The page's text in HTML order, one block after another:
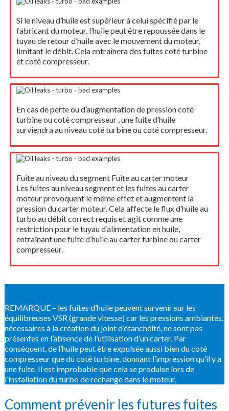
Si le niveau d’huile est supérieur à celui spécifié par le
fabricant du moteur, l’huile peut être repoussée dans le
tuyau de retour d’huile avec le mouvement du moteur,
limitant le débit. Cela entraînera des fuites coté turbine
et coté compresseur.
En cas de perte ou d’augmentation de pression coté
turbine ou coté compresseur , une fuite d’huile
surviendra au niveau coté turbine ou coté compresseur.
Fuite au niveau du segment Fuite au carter moteur
Les fuites au niveau segment et les fuites au carter
moteur provoquent le même effet et augmentent la
pression du carter moteur. Cela affecte le flux d’huile au
turbo au débit correct requis et agit comme une
restriction pour le tuyau d’alimentation en huile,
entraînant une fuite d’huile au carter turbine ou carter
compresseur.
REMARQUE – les fuites d’huile peuvent survenir sur les
équilibreuses VSR (grande vitesse) car les pressions ambiantes,
nécessaires à la création du joint d’étanchéité, ne sont pas
présentes en l’absence de l’utilisation d’un carter. Par
conséquent, de l’huile peut être expulsée aussi bien du coté
compresseur que du coté turbine, donnant l’impression qu’il y a
une fuite. Il est improbable que cela se produise lors de
l’installation du turbo de rechange dans le moteur.
Comment prévenir les futures fuites